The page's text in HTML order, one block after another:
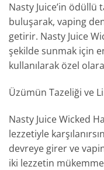
Nasty Juice’in ödüllü
buluşarak, vaping
getirir. Nasty Juice
şekilde sunmak için
kullanılarak özel
Üzümün Tazeliği ve
Nasty Juice Wicked
lezzetiyle
devreye girer ve
iki lezzetin